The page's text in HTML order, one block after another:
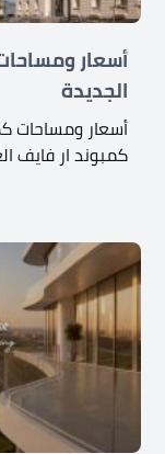
أسعار
الجديدة
أسعار ومساحات
كمبوند ار فايف